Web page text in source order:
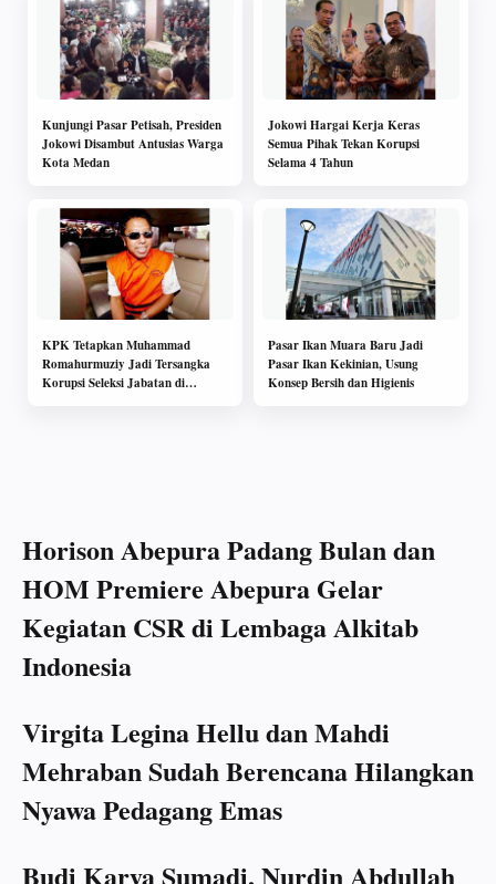
Kunjungi Pasar Petisah, Presiden
Jokowi Disambut Antusias Warga
Kota Medan
Jokowi Hargai Kerja Keras
Semua Pihak Tekan Korupsi
Selama 4 Tahun
KPK Tetapkan Muhammad
Romahurmuziy Jadi Tersangka
Korupsi Seleksi Jabatan di
Pasar Ikan Muara Baru Jadi
Pasar Ikan Kekinian, Usung
Konsep Bersih dan Higienis
Horison Abepura Padang Bulan dan
HOM Premiere Abepura Gelar
Kegiatan CSR di Lembaga Alkitab
Indonesia
Virgita Legina Hellu dan Mahdi
Mehraban Sudah Berencana Hilangkan
Nyawa Pedagang Emas
Budi Karya Sumadi, Nurdin Abdullah